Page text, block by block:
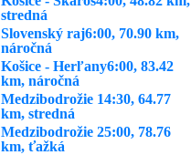
stredná
Slovenský raj6:00, 70.90 km,
náročná
Košice - Herľany6:00, 83.42
km, náročná
Medzibodrožie 14:30, 64.77
km, stredná
Medzibodrožie 25:00, 78.76
km, ťažká